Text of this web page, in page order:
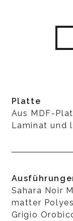
Platte
Aus MDF-
Laminat und
Sahara Noir
matter
Grigio